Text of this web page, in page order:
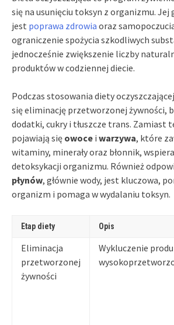
się na usunięciu toksyn z organizmu. Jej
jest poprawa zdrowia oraz
ograniczenie spożycia szkodliwych
jednocześnie zwiększenie liczby
produktów w codziennej diecie.
Podczas stosowania diety
się eliminację przetworzonej żywności,
dodatki, cukry i tłuszcze trans. Zamiast
pojawiają się owoce i warzywa, które
witaminy, minerały oraz błonnik,
detoksykacji organizmu. Również
płynów, głównie wody, jest kluczowa,
organizm i pomaga w wydalaniu toksyn.
Etap diety Opis
Eliminacja
przetworzonej
żywności
Wykluczenie